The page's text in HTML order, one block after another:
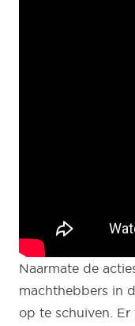
Naarmate de
machthebbers in
op te schuiven.